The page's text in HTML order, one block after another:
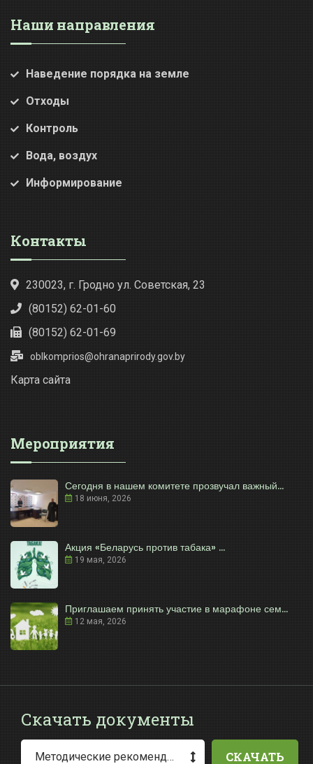
Наши направления
Наведение порядка на земле
Отходы
Контроль
Вода, воздух
Информирование
Контакты
230023, г. Гродно ул. Советская, 23
(80152) 62-01-60
(80152) 62-01-69
oblkomprios@ohranaprirody.gov.by
Карта сайта
Мероприятия
Сегодня в нашем комитете прозвучал важный...
18 июня, 2026
Акция «Беларусь против табака» ...
19 мая, 2026
Приглашаем принять участие в марафоне сем...
12 мая, 2026
Скачать документы
Методические рекомендации по заполнению заявления о выдаче разрешения на специальное водопользование СКАЧАТЬ